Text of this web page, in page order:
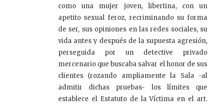
como una mujer joven, libertina, con un
apetito sexual feroz, recriminando su forma
de ser, sus opiniones en las redes sociales, su
vida antes y después de la supuesta agresión,
perseguida por un detective privado
mercenario que buscaba salvar el honor de sus
clientes (rozando ampliamente la Sala -al
admitir dichas pruebas- los límites que
establece el Estatuto de la Víctima en el art.